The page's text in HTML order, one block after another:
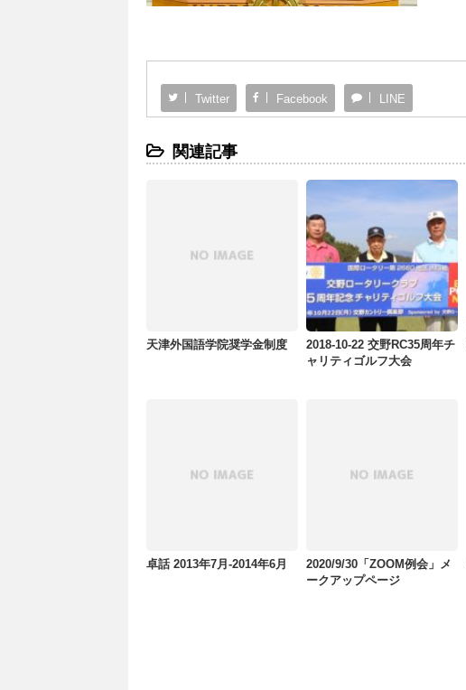
Twitter Facebook LINE
関連記事
天津外国語学院奨学金制度
2018-10-22 交野RC35周年チ
ャリティゴルフ大会
卓話 2013年7月-2014年6月
2020/9/30「ZOOM例会」メ
ークアップページ